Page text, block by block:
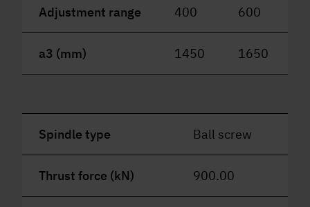
Adjustment range 400 600
a3 (mm) 1450 1650
Spindle type Ball screw
Thrust force (kN) 900.00